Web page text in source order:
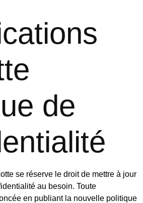
de
se réserve le droit de mettre à jour
au besoin. Toute
en publiant la nouvelle politique